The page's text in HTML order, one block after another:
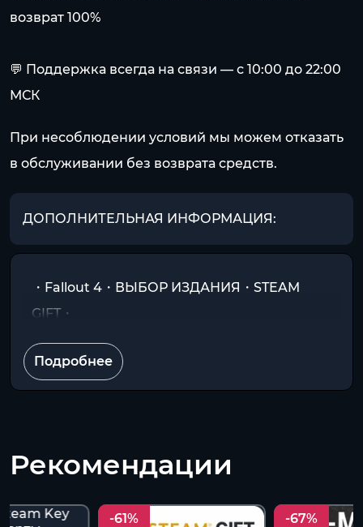
возврат 100%
💬 Поддержка всегда на связи — с 10:00 до 22:00
МСК
При несоблюдении условий мы можем отказать
в обслуживании без возврата средств.
ДОПОЛНИТЕЛЬНАЯ ИНФОРМАЦИЯ:
・Fallout 4・ВЫБОР ИЗДАНИЯ・STEAM
GIFT・
Подробнее
Рекомендации
-61% -67%